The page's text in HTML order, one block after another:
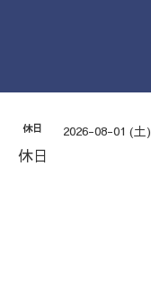
休日 2026-08-01 (土)
休日